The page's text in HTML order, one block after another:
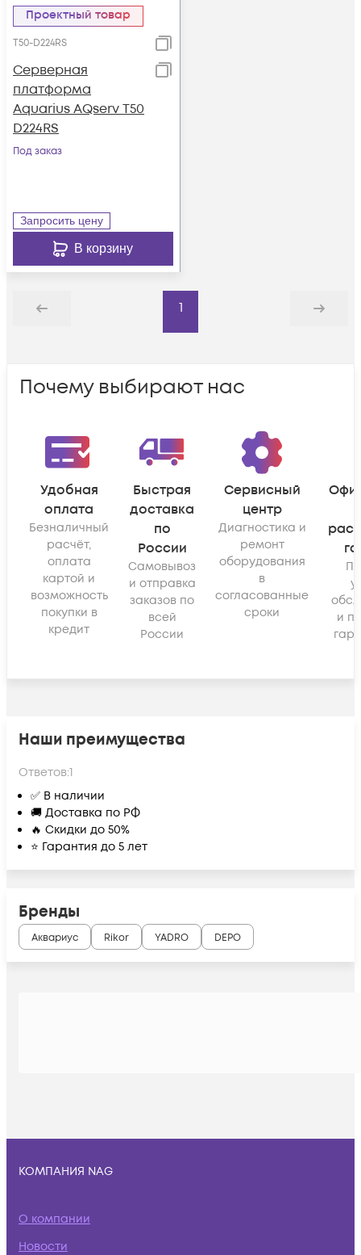
Проектный товар
T50-D224RS
Серверная
платформа
Aquarius AQserv T50
D224RS
Под заказ
Запросить цену
В корзину
Назад
1
Дальше
Почему выбирают нас
Удобная
оплата
Безналичный
расчёт,
оплата
картой и
возможность
покупки в
кредит
Быстрая
доставка
по
России
Самовывоз
и отправка
заказов по
всей
России
Сервисный
центр
Диагностика и
ремонт
оборудования
в
согласованные
сроки
и
Наши преимущества
Ответов:1
✅ В наличии
🚚 Доставка по РФ
🔥 Скидки до 50%
⭐ Гарантия до 5 лет
Бренды
Аквариус Rikor YADRO DEPO
КОМПАНИЯ NAG
О компании
Новости